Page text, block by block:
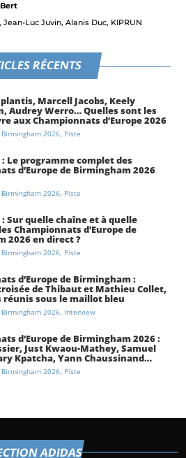
Luc Juvin, Alanis Duc, KIPRUN
RÉCENTS
Marcell Jacobs, Keely
Audrey Werro… Quelles sont les
aux Championnats d’Europe 2026
?
Birmingham 2026, Piste
Le programme complet des
d’Europe de Birmingham 2026
Birmingham 2026, Piste
Sur quelle chaîne et à quelle
Championnats d’Europe de
2026 en direct ?
Birmingham 2026, Piste
d’Europe de Birmingham :
de Thibaut et Mathieu Collet,
réunis sous le maillot bleu
Birmingham 2026, Interview
d’Europe de Birmingham 2026 :
Just Kwaou-Mathey, Samuel
Kpatcha, Yann Chaussinand…
de l’équipe de France
Birmingham 2026, Piste
ADIDAS